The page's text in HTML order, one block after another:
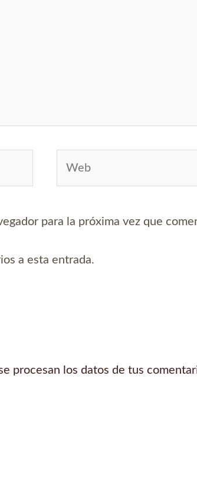
para la próxima vez que
a esta entrada.
procesan los datos de tus